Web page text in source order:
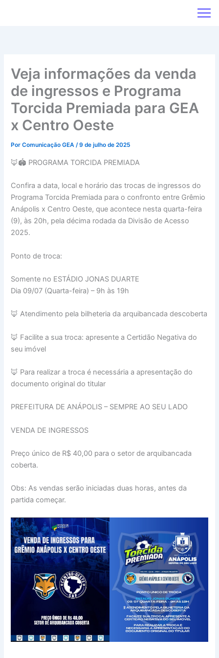
Veja informações da venda
de ingressos e Programa
Torcida Premiada para GEA
x Centro Oeste
PorComunicação GEA/9 de julho de 2025
🦊🏟️ PROGRAMA TORCIDA PREMIADA
Confira a data, local e horário das trocas de ingressos do
Programa Torcida Premiada para o confronto entre Grêmio
Anápolis x Centro Oeste, que acontece nesta quarta-feira
(9), às 20h, pela décima rodada da Divisão de Acesso
2025.
Ponto de troca:
Somente no ESTÁDIO JONAS DUARTE
Dia 09/07 (Quarta-feira) – 9h às 19h
🦊 Atendimento pela bilheteria da arquibancada descoberta
🦊 Facilite a sua troca: apresente a Certidão Negativa do
seu imóvel
🦊 Para realizar a troca é necessária a apresentação do
documento original do titular
PREFEITURA DE ANÁPOLIS – SEMPRE AO SEU LADO
VENDA DE INGRESSOS
Preço único de R$ 40,00 para o setor de arquibancada
coberta.
Obs: As vendas serão iniciadas duas horas, antes da
partida começar.